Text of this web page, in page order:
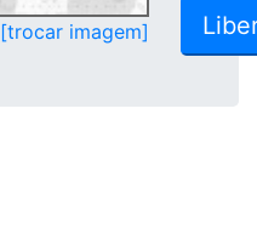
[trocar imagem]